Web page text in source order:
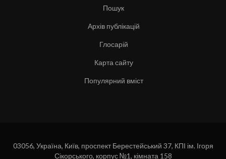
Пошук
Архів публікацій
Глосарій
Карта сайту
Популярний вміст
03056, Україна, Київ, проспект Берестейський 37, КПІ ім. Ігоря
Сікорського, корпус №1, кімната 158